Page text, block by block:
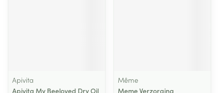
Apivita
Apivita My Beeloved Dry Oil
Même
Meme Verzorging